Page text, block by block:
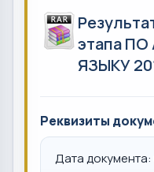
этапа
ЯЗЫКУ
Реквизиты
Дата документа: